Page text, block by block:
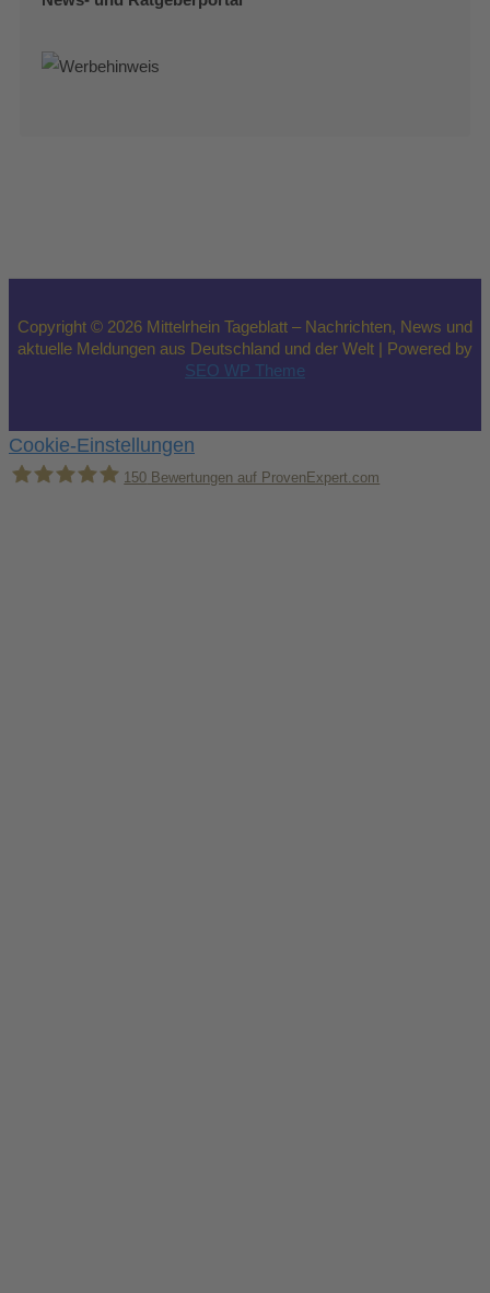
Copyright © 2026 Mittelrhein Tageblatt – Nachrichten, News und
aktuelle Meldungen aus Deutschland und der Welt | Powered by
SEO WP Theme
Cookie-Einstellungen
150 Bewertungen auf ProvenExpert.com